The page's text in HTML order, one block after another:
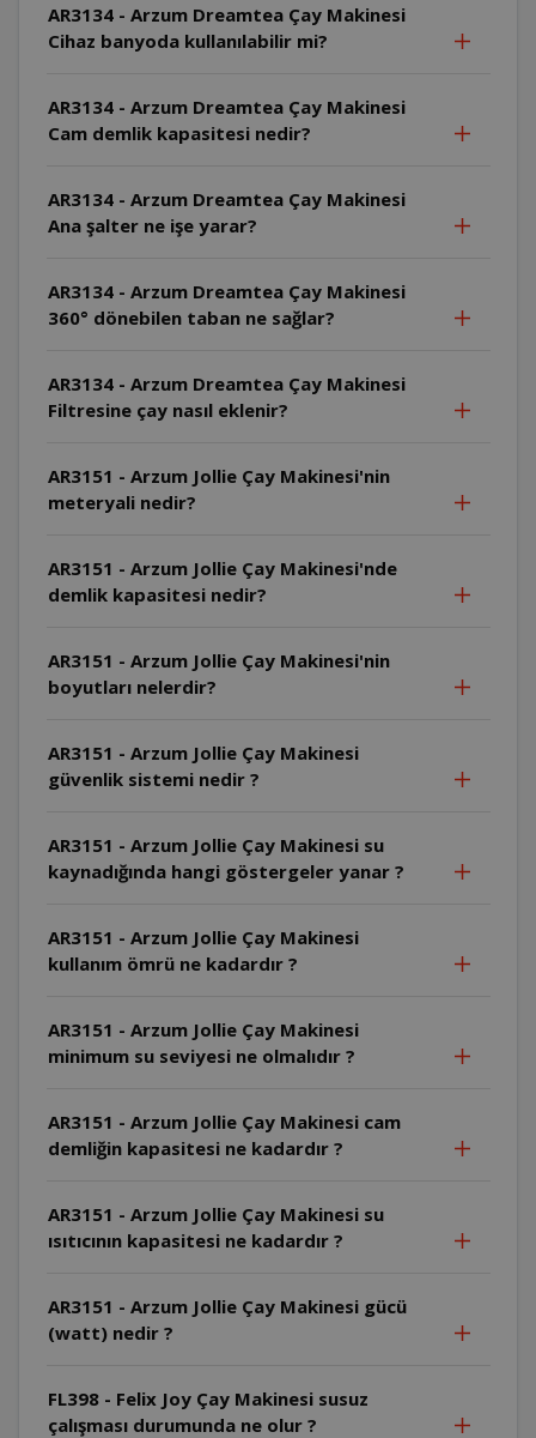
AR3134 - Arzum Dreamtea Çay Makinesi
Cihaz banyoda kullanılabilir mi?
AR3134 - Arzum Dreamtea Çay Makinesi
Cam demlik kapasitesi nedir?
AR3134 - Arzum Dreamtea Çay Makinesi
Ana şalter ne işe yarar?
AR3134 - Arzum Dreamtea Çay Makinesi
360° dönebilen taban ne sağlar?
AR3134 - Arzum Dreamtea Çay Makinesi
Filtresine çay nasıl eklenir?
AR3151 - Arzum Jollie Çay Makinesi'nin
meteryali nedir?
AR3151 - Arzum Jollie Çay Makinesi'nde
demlik kapasitesi nedir?
AR3151 - Arzum Jollie Çay Makinesi'nin
boyutları nelerdir?
AR3151 - Arzum Jollie Çay Makinesi
güvenlik sistemi nedir ?
AR3151 - Arzum Jollie Çay Makinesi su
kaynadığında hangi göstergeler yanar ?
AR3151 - Arzum Jollie Çay Makinesi
kullanım ömrü ne kadardır ?
AR3151 - Arzum Jollie Çay Makinesi
minimum su seviyesi ne olmalıdır ?
AR3151 - Arzum Jollie Çay Makinesi cam
demliğin kapasitesi ne kadardır ?
AR3151 - Arzum Jollie Çay Makinesi su
ısıtıcının kapasitesi ne kadardır ?
AR3151 - Arzum Jollie Çay Makinesi gücü
(watt) nedir ?
FL398 - Felix Joy Çay Makinesi susuz
çalışması durumunda ne olur ?